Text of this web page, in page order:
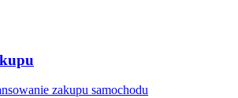
zakupu samochodu